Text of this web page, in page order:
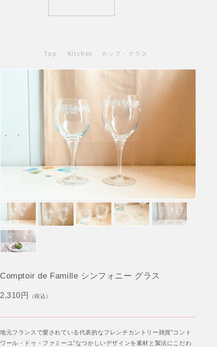
Top Kitchen カップ・グラス
Comptoir de Famille シンフォニー グラス
2,310円 （税込）
地元フランスで愛されている代表的なフレンチカントリー雑貨”コント
ワール・ドゥ・ファミーユ”なつかしいデザインを素材と製法にこだわ